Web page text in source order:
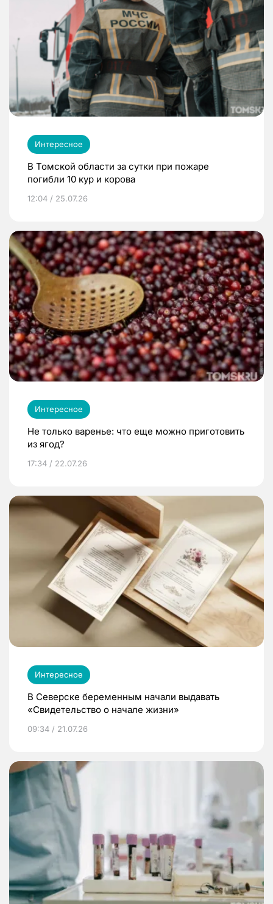
Интересное
В Томской области за сутки при пожаре
погибли 10 кур и корова
12:04 / 25.07.26
Интересное
Не только варенье: что еще можно приготовить
из ягод?
17:34 / 22.07.26
Интересное
В Северске беременным начали выдавать
«Свидетельство о начале жизни»
09:34 / 21.07.26